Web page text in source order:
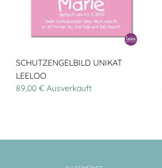
SCHUTZENGELBILD UNIKAT
LEELOO
89,00 € Ausverkauft